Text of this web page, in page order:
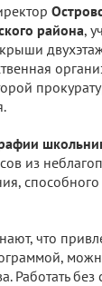
района,
из
что
Работать